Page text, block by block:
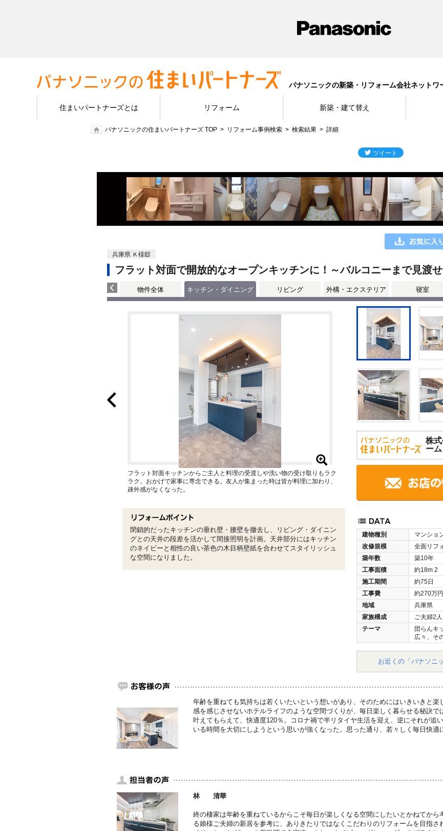
パナソニックの新築・リフォーム会社ネットワ
住まいパートナーズとは リフォーム 新築・建て替え
パナソニックの住まいパートナーズ TOP リフォーム事例検索 検索結果 詳細
兵庫県 Ｋ様邸
フラット対面で開放的なオープンキッチンに！～バルコニーまで見渡せ
物件全体 キッチン・ダイニング リビング 外構・エクステリア 寝室
株
ーム
建物種別
マンショ
改修規模
全面リフ
築年数
築10年
工事面積
約18m 2
施工期間
約75日
工事費
約270万円
地域
兵庫県
家族構成
ご夫婦2人
テーマ
団らんキ
広々、そ
お近くの「パナソニ
フラット対面キッチンからご主人と料理の受渡しや洗い物の受け取りもラク
ラク。おかげで家事に専念できる。友人が集まった時は皆が料理に加わり、
疎外感がなくなった。
閉鎖的だったキッチンの垂れ壁・腰壁を撤去し、リビング・ダイニン
グとの天井の段差を活かして間接照明を計画。天井部分にはキッチン
のネイビーと相性の良い茶色の木目柄壁紙を合わせてスタイリッシュ
な空間になりました。
年齢を重ねても気持ちは若くいたいという想いがあり、そのためにはいきいきと
感を感じさせないホテルライフのような空間づくりが、毎日楽しく暮らせる秘訣
叶えてもらえて、快適度120％。コロナ禍で半リタイヤ生活を迎え、逆にそれが追
いる時間を大切にしようという思いが強くなった。思った通り、若々しく毎日快適
林 清華
終の棲家は年齢を重ねているからこそ毎日が楽しくなる空間にしたいとかねてか
る娘様ご夫婦の新居を参考に、ありきたりではなくこだわりのリフォームを目指